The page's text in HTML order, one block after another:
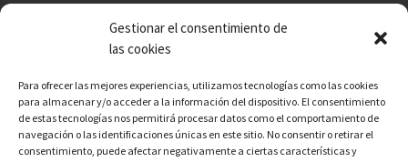
Gestionar el consentimiento de
las cookies
Para ofrecer las mejores experiencias, utilizamos tecnologías como las cookies
para almacenar y/o acceder a la información del dispositivo. El consentimiento
de estas tecnologías nos permitirá procesar datos como el comportamiento de
navegación o las identificaciones únicas en este sitio. No consentir o retirar el
consentimiento, puede afectar negativamente a ciertas características y
¡ASÓCIATE A CÁMARA EN MANO!